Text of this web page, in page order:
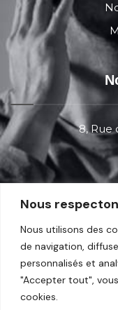
Nous
Nous utilisons des
de navigation,
personnalisés et
"Accepter tout",
cookies.
8, Rue